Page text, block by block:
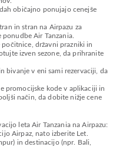
običajno ponujajo cenejše
in stran na Airpazu za
Air Tanzania.
počitnice, državni prazniki in
izven sezone, da prihranite
bivanje v eni sami rezervaciji, da
promocijske kode v aplikaciji in
način, da dobite nižje cene
leta Air Tanzania na Airpazu:
Airpaz, nato izberite Let.
in destinacijo (npr. Bali,